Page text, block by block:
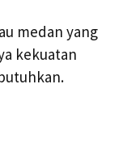
medan yang
kekuatan